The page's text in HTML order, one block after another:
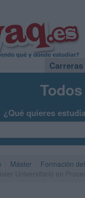
Carreras
¿Qué quieres
Máster Formación